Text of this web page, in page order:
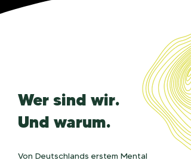
Wer sind wir.
Und warum.
Von Deutschlands erstem Mental